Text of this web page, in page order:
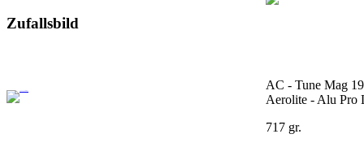
Zufallsbild
AC - Tune Mag
Aerolite - Alu Pro
717 gr.